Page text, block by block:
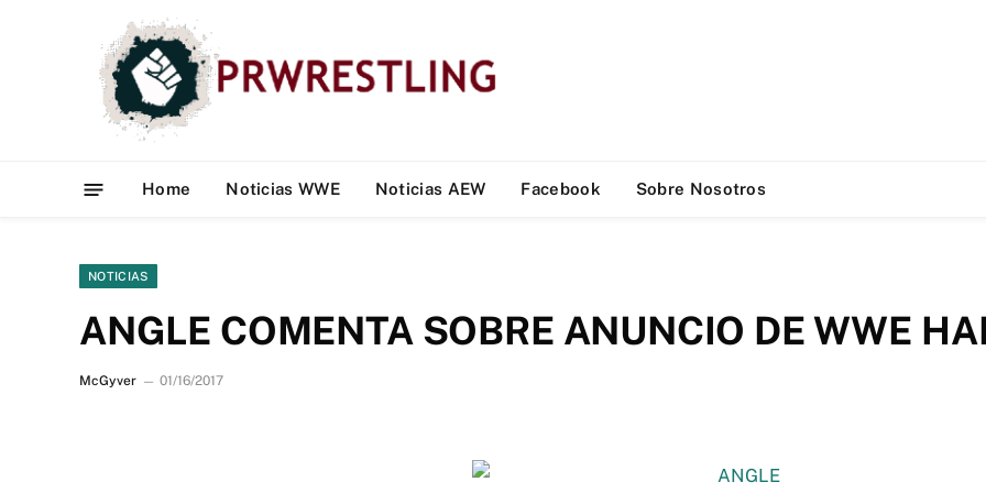
Home Noticias WWE Noticias AEW Facebook Sobre Nosotros
NOTICIAS
ANGLE COMENTA SOBRE ANUNCIO DE WWE
McGyver 01/16/2017